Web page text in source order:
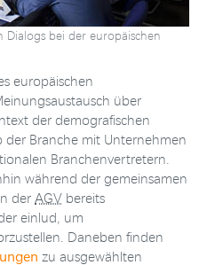
Dialogs bei der europäischen
europäischen
über
der demografischen
Branche mit Unternehmen
Branchenvertretern.
während der gemeinsamen
der AGV bereits
einlud, um
Daneben finden
zu ausgewählten